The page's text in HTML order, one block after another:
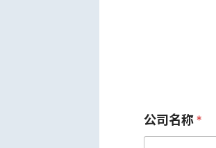
公司名称*